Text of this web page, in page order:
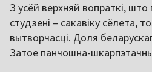
З усёй верхняй вопраткі, што
студзені – сакавіку сёлета,
вытворчасці. Доля
Затое панчошна-